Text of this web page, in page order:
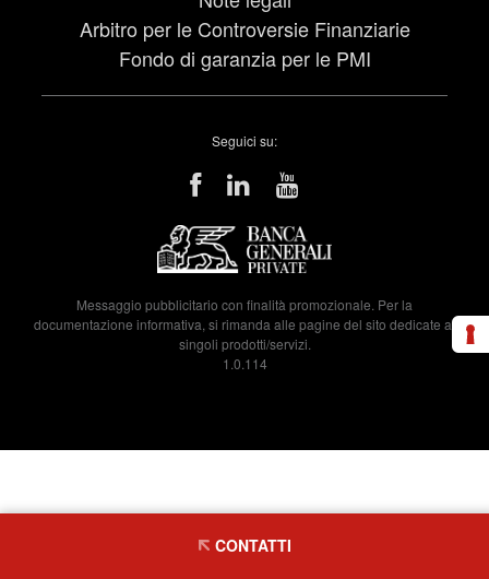
Arbitro per le Controversie Finanziarie
Fondo di garanzia per le PMI
Seguici su:
Messaggio pubblicitario con finalità promozionale. Per la
documentazione informativa, si rimanda alle pagine del sito dedicate ai
singoli prodotti/servizi.
1.0.114
CONTATTI